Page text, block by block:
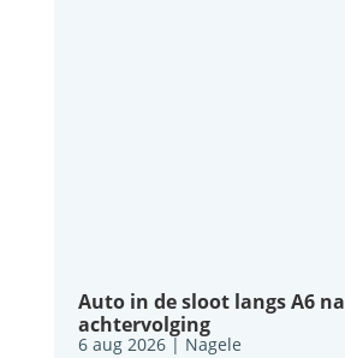
Auto in de sloot langs A6 na
achtervolging
6 aug 2026| Nagele